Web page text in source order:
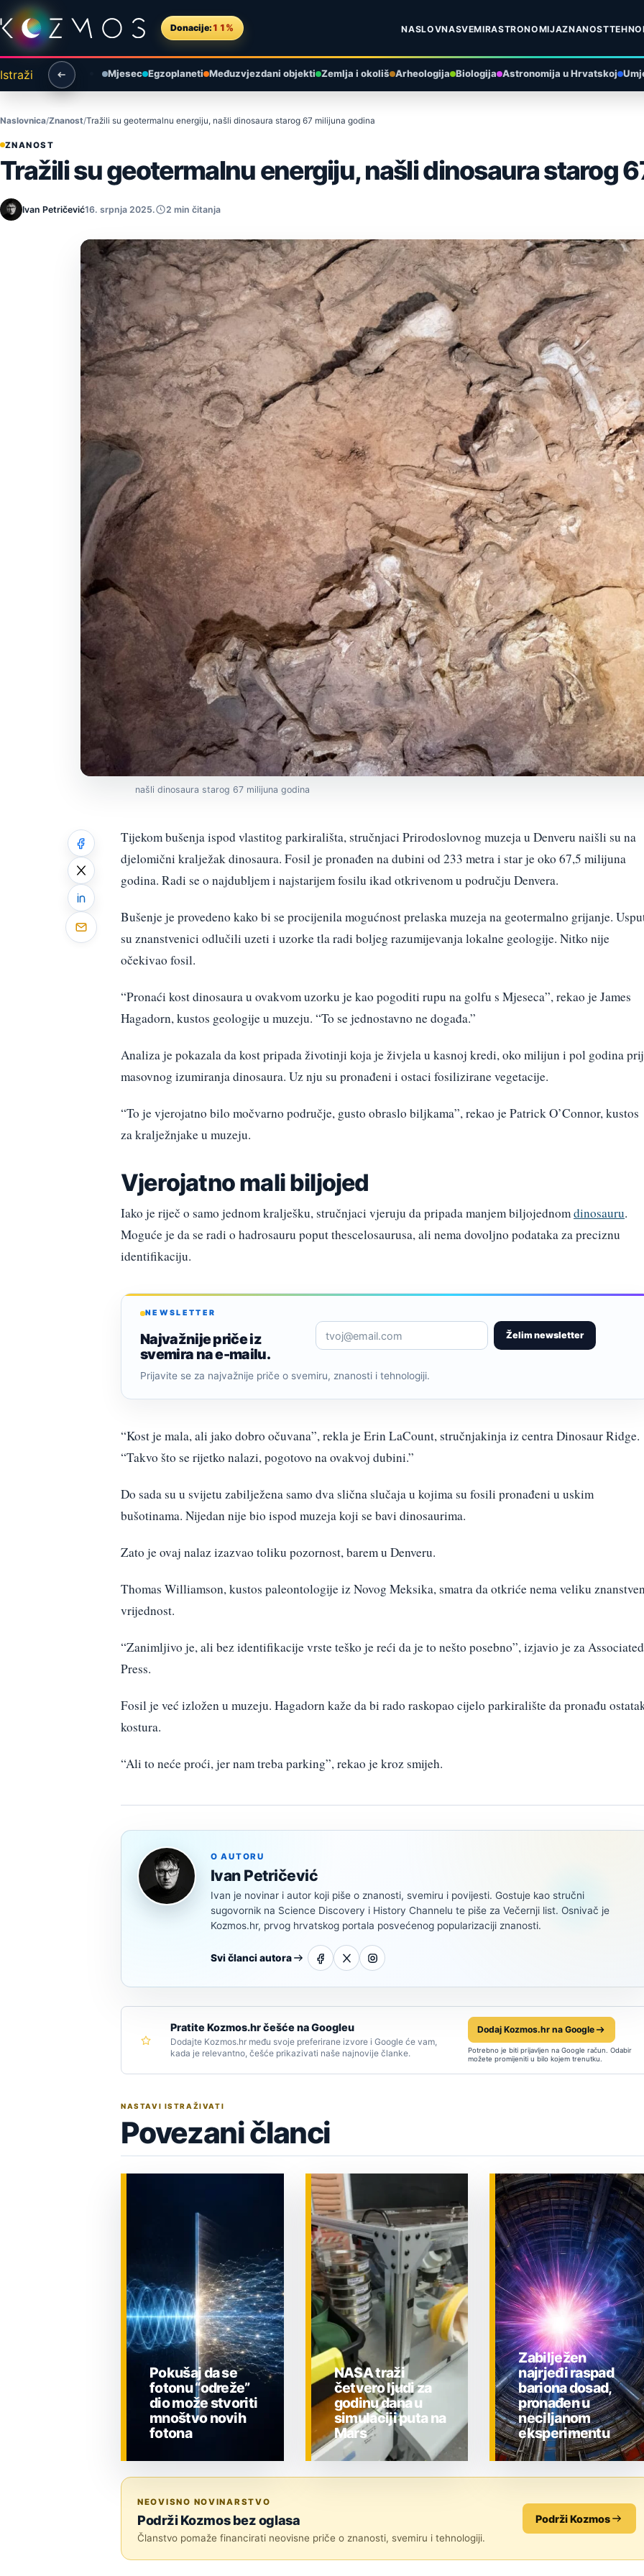
Preskoči na sadržaj
Donacije: 11% NASLOVNASVEMIRASTRONOMIJAZNANOST
Istraži Mjesec Egzoplaneti Međuzvjezdani objekti Zemlja i okoliš Arheologija Biologija Astronomija u Hrvatskoj
Naslovnica Znanost Tražili su geotermalnu energiju, našli dinosaura starog 67 milijuna godina
ZNANOST
Tražili su geotermalnu energiju, našli dinosaura starog
Ivan Petričević16. srpnja 2025. 2 min čitanja
našli dinosaura starog 67 milijuna godina
Tijekom bušenja ispod vlastitog parkirališta, stručnjaci Prirodoslovnog muzeja u Denveru naišli su na
djelomični kralježak dinosaura. Fosil je pronađen na dubini od 233 metra i star je oko 67,5 milijuna
godina. Radi se o najdubljem i najstarijem fosilu ikad otkrivenom u području Denvera.
Bušenje je provedeno kako bi se procijenila mogućnost prelaska muzeja na geotermalno grijanje.
su znanstvenici odlučili uzeti i uzorke tla radi boljeg razumijevanja lokalne geologije. Nitko nije
očekivao fosil.
“Pronaći kost dinosaura u ovakvom uzorku je kao pogoditi rupu na golfu s Mjeseca”, rekao je James
Hagadorn, kustos geologije u muzeju. “To se jednostavno ne događa.”
Analiza je pokazala da kost pripada životinji koja je živjela u kasnoj kredi, oko milijun i pol godina
masovnog izumiranja dinosaura. Uz nju su pronađeni i ostaci fosilizirane vegetacije.
“To je vjerojatno bilo močvarno područje, gusto obraslo biljkama”, rekao je Patrick O’Connor, kustos
za kralježnjake u muzeju.
Vjerojatno mali biljojed
Iako je riječ o samo jednom kralješku, stručnjaci vjeruju da pripada manjem biljojednomdinosauru.
Moguće je da se radi o hadrosauru poput thescelosaurusa, ali nema dovoljno podataka za preciznu
identifikaciju.
NEWSLETTER
Najvažnije priče iz
svemira na e-mailu.
Želim newsletter
Prijavite se za najvažnije priče o svemiru, znanosti i tehnologiji.
“Kost je mala, ali jako dobro očuvana”, rekla je Erin LaCount, stručnjakinja iz centra Dinosaur Ridge.
“Takvo što se rijetko nalazi, pogotovo na ovakvoj dubini.”
Do sada su u svijetu zabilježena samo dva slična slučaja u kojima su fosili pronađeni u uskim
bušotinama. Nijedan nije bio ispod muzeja koji se bavi dinosaurima.
Zato je ovaj nalaz izazvao toliku pozornost, barem u Denveru.
Thomas Williamson, kustos paleontologije iz Novog Meksika, smatra da otkriće nema veliku
vrijednost.
“Zanimljivo je, ali bez identifikacije vrste teško je reći da je to nešto posebno”, izjavio je za Associated
Press.
Fosil je već izložen u muzeju. Hagadorn kaže da bi rado raskopao cijelo parkiralište da pronađu
kostura.
“Ali to neće proći, jer nam treba parking”, rekao je kroz smijeh.
O AUTORU
Ivan Petričević
Ivan je novinar i autor koji piše o znanosti, svemiru i povijesti. Gostuje kao stručni
sugovornik na Science Discovery i History Channelu te piše za Večernji list. Osnivač je
Kozmos.hr, prvog hrvatskog portala posvećenog popularizaciji znanosti.
Svi članci autora
Pratite Kozmos.hr češće na Googleu
Dodajte Kozmos.hr među svoje preferirane izvore i Google će vam,
kada je relevantno, češće prikazivati naše najnovije članke.
Dodaj Kozmos.hr na Google
Potrebno je biti prijavljen na Google račun. Odabir
možete promijeniti u bilo kojem trenutku.
NASTAVI ISTRAŽIVATI
Povezani članci
Pokušaj da se
fotonu “odreže”
dio može stvoriti
mnoštvo novih
fotona
NASA traži
četvero ljudi za
godinu dana u
simulaciji puta na
Mars
Zabilježen
najrjeđi raspad
bariona dosad,
pronađen u
neciljanom
eksperimentu
NEOVISNO NOVINARSTVO
Podrži Kozmos bez oglasa
Članstvo pomaže financirati neovisne priče o znanosti, svemiru i tehnologiji.
Podrži Kozmos